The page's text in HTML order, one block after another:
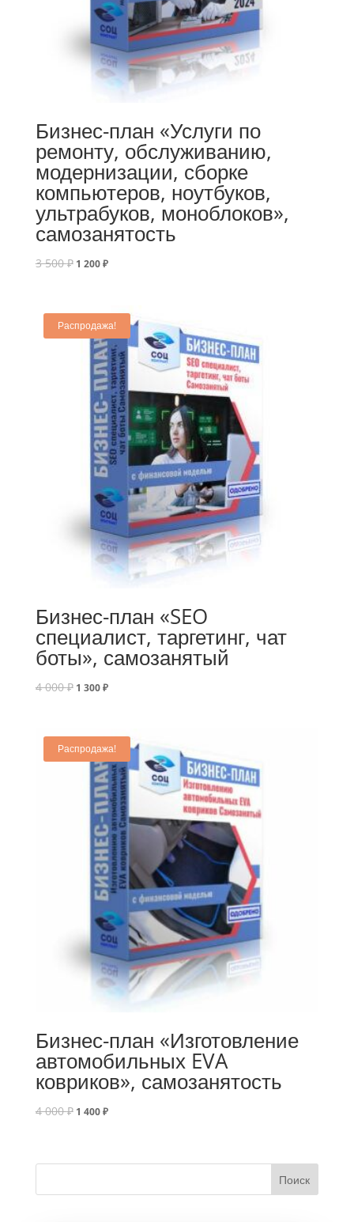
Бизнес-план «Услуги по
ремонту, обслуживанию,
модернизации, сборке
компьютеров, ноутбуков,
ультрабуков, моноблоков»,
самозанятость
3 500₽ 1 200₽
Распродажа!
Бизнес-план «SEO
специалист, таргетинг, чат
боты», самозанятый
4 000₽ 1 300₽
Распродажа!
Бизнес-план «Изготовление
автомобильных EVA
ковриков», самозанятость
4 000₽ 1 400₽